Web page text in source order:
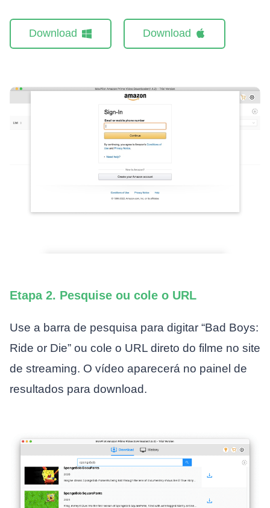
Download Download
Etapa 2. Pesquise ou cole o URL
Use a barra de pesquisa para digitar “Bad Boys:
Ride or Die” ou cole o URL direto do filme no site
de streaming. O vídeo aparecerá no painel de
resultados para download.